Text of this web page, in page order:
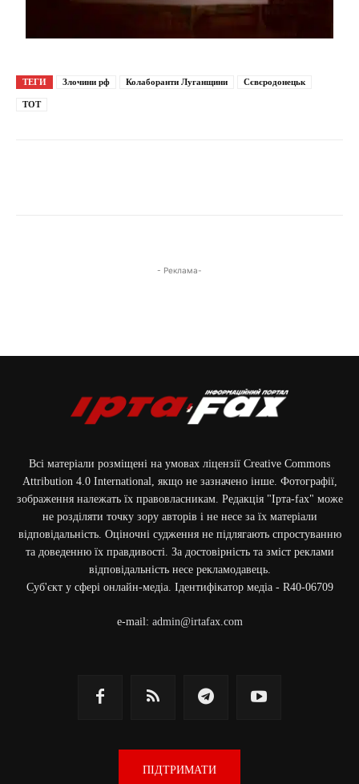
ТЕГИ Злочини рф Колаборанти Луганщини Сєвєродонецьк
ТОТ
- Реклама-
Всі матеріали розміщені на умовах ліцензії Creative Commons
Attribution 4.0 International, якщо не зазначено інше. Фотографії,
зображення належать їх правовласникам. Редакція "Ірта-fax" може
не розділяти точку зору авторів і не несе за їх матеріали
відповідальність. Оціночні судження не підлягають спростуванню
та доведенню їх правдивості. За достовірність та зміст реклами
відповідальність несе рекламодавець.
Cуб'єкт у сфері онлайн-медіа. Ідентифікатор медіа - R40-06709
e-mail: admin@irtafax.com
ПІДТРИМАТИ